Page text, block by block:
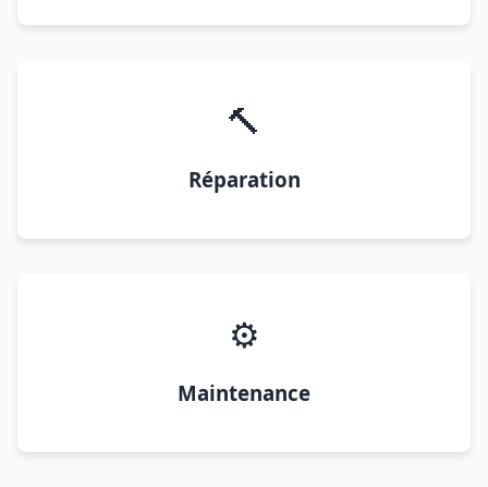
🔨
Réparation
⚙️
Maintenance